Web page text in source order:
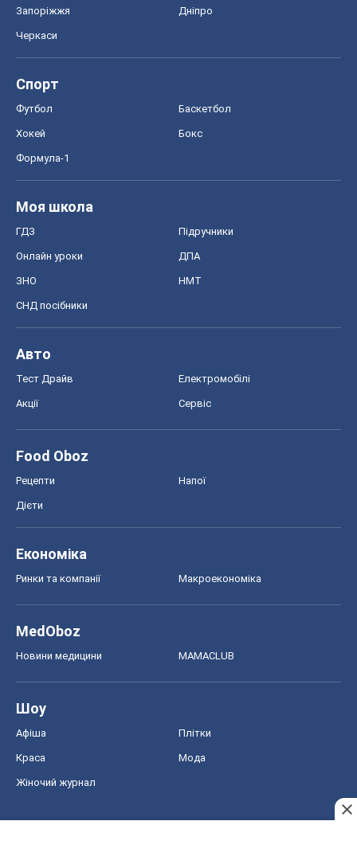
Запоріжжя Дніпро
Черкаси
Спорт
Футбол Баскетбол
Хокей Бокс
Формула-1
Моя школа
ГДЗ Підручники
Онлайн уроки ДПА
ЗНО НМТ
СНД посібники
Авто
Тест Драйв Електромобілі
Акції Сервіс
Food Oboz
Рецепти Напої
Дієти
Економіка
Ринки та компанії Макроекономіка
MedOboz
Новини медицини MAMACLUB
Шоу
Афіша Плітки
Краса Мода
Жіночий журнал